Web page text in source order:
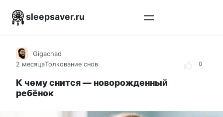
sleepsaver.ru
0
Gigachad
2 месяцаТолкование снов
К чему снится — новорожденный
ребёнок